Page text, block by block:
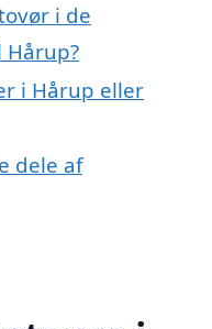
i de
i Hårup eller
dele af